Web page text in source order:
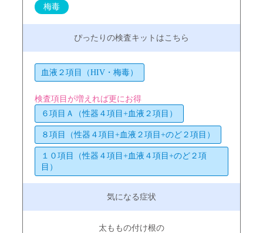
梅毒
血液２項目（HIV・梅毒）
検査項目が増えれば更にお得
６項目Ａ（性器４項目+血液２項目）
８項目（性器４項目+血液２項目+のど２項目）
１０項目（性器４項目+血液４項目+のど２項
目）
太ももの付け根の